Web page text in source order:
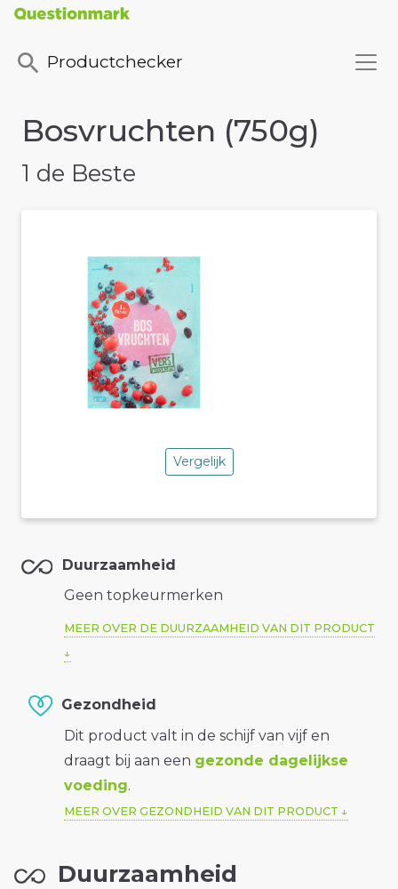
Productchecker
Bosvruchten (750g)
1 de Beste
Vergelijk
Duurzaamheid
Geen topkeurmerken
MEER OVER DE DUURZAAMHEID VAN DIT PRODUCT
Gezondheid
Dit product valt in de schijf van vijf en
draagt bij aan een gezonde dagelijkse
voeding.
MEER OVER GEZONDHEID VAN DIT PRODUCT
Duurzaamheid